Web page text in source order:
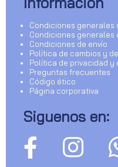
Condiciones generales
Condiciones
Condiciones de envío
Política de cambios y
Política de privacidad y
Preguntas frecuentes
Código ético
Página corporativa
Siguenos en: